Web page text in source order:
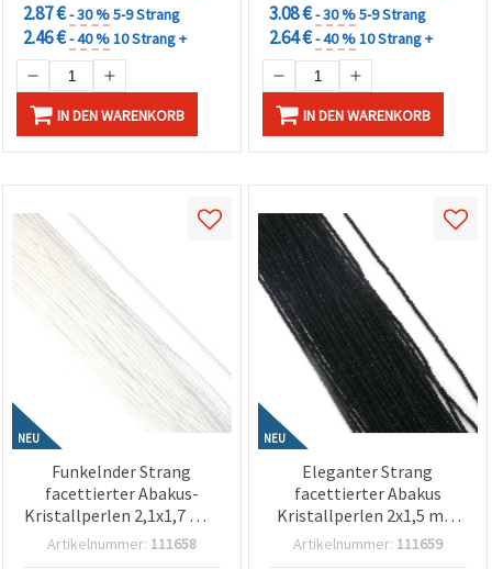
2.87 €- 30 %5-9 Strang
2.46 €- 40 %10 Strang +
IN DEN WARENKORB
3.08 €- 30 %5-9 Strang
2.64 €- 40 %10 Strang +
IN DEN WARENKORB
NEU
Funkelnder Strang
facettierter Abakus-
Kristallperlen 2,1x1,7 mm
Loch 0,6 mm – elegant
Artikelnummer: 111658
NEU
Eleganter Strang
facettierter Abakus
Kristallperlen 2x1,5 mm
Loch 0,6 mm – glatt opak
Artikelnummer: 111659